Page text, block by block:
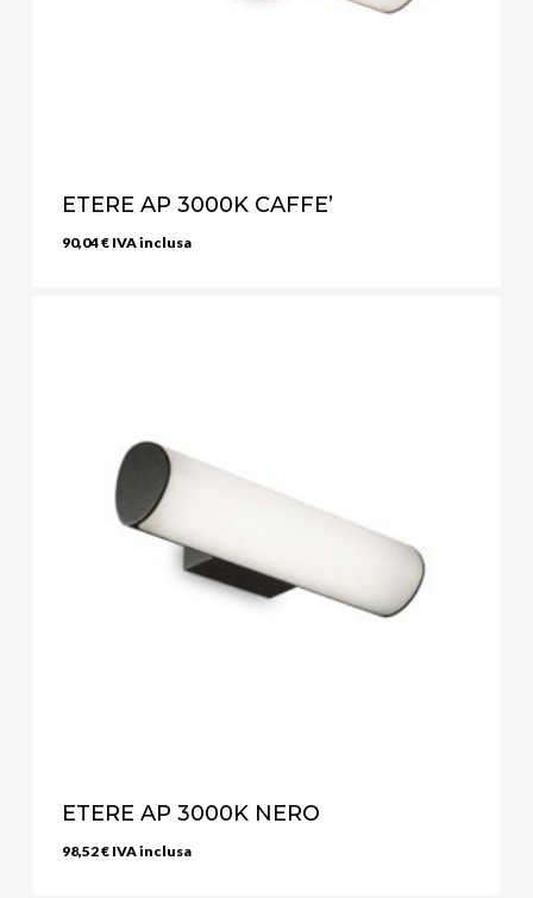
ETERE AP 3000K CAFFE’
90,04€ IVA inclusa
ETERE AP 3000K NERO
98,52€ IVA inclusa